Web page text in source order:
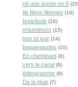
né une année en 5
Ile Iliens Iliennes (16)
breizitude (16)
enlumimurs (15)
tour et jour (14)
baguenaudes (10)
En cheminant (8)
vers le canal (8)
éditogramme (8)
De la pluie (7)